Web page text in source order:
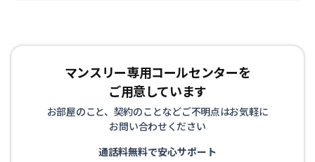
マンスリー専用コールセンターを
ご用意しています
お部屋のこと、契約のことなどご不明点はお気軽に
お問い合わせください
通話料無料で安心サポート